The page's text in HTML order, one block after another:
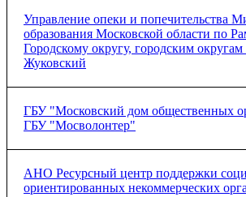
Соглашение о
Управление опеки и попечительства
образования Московской области по
Городскому округу, городским
Жуковский
Соглашение о
ГБУ "Московский дом общественных
ГБУ "Мосволонтер"
АНО Ресурсный центр поддержки
ориентированных некоммерческих